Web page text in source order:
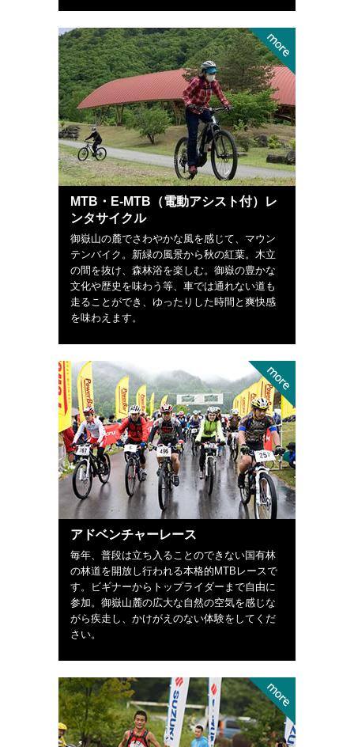
MTB・E-MTB（電動アシスト付）レ
ンタサイクル
御嶽山の麓でさわやかな風を感じて、マウン
テンバイク。新緑の風景から秋の紅葉。木立
の間を抜け、森林浴を楽しむ。御嶽の豊かな
文化や歴史を味わう等、車では通れない道も
走ることができ、ゆったりした時間と爽快感
を味わえます。
アドベンチャーレース
毎年、普段は立ち入ることのできない国有林
の林道を開放し行われる本格的MTBレースで
す。ビギナーからトップライダーまで自由に
参加。御嶽山麓の広大な自然の空気を感じな
がら疾走し、かけがえのない体験をしてくだ
さい。